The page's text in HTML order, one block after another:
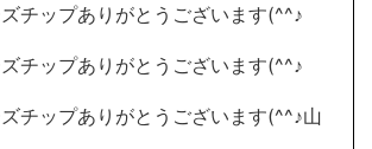
チップありがとうございます(^^♪
チップありがとうございます(^^♪
チップありがとうございます(^^♪山